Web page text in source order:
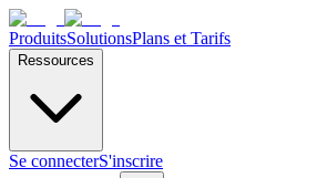
ProduitsSolutionsPlans et Tarifs
Ressources
Se connecterS'inscrire